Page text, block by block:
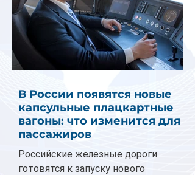
В России появятся новые
капсульные плацкартные
вагоны: что изменится для
пассажиров
Российские железные дороги
готовятся к запуску нового